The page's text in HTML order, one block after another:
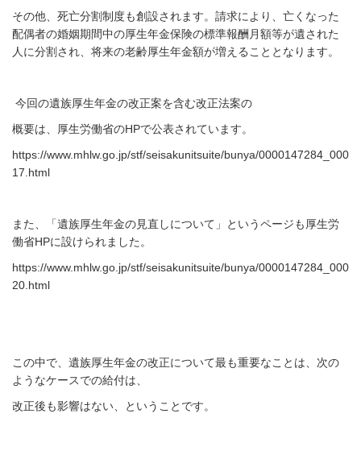
その他、死亡分割制度も創設されます。請求により、亡くなった
配偶者の婚姻期間中の厚生年金保険の標準報酬月額等が遺された
人に分割され、将来の老齢厚生年金額が増えることとなります。
今回の遺族厚生年金の改正案を含む改正法案の
概要は、厚生労働省のHPで公表されています。
https://www.mhlw.go.jp/stf/seisakunitsuite/bunya/0000147284_000
17.html
また、「遺族厚生年金の見直しについて」というページも厚生労
働省HPに設けられました。
https://www.mhlw.go.jp/stf/seisakunitsuite/bunya/0000147284_000
20.html
この中で、遺族厚生年金の改正について最も重要なことは、次の
ようなケースでの給付は、
改正後も影響はない、ということです。